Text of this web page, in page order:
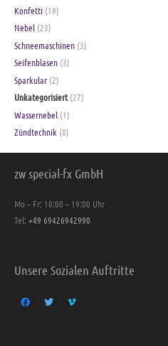
Konfetti (19)
Nebel (23)
Schneemaschinen (3)
Seifenblasen (3)
Sparkular (2)
Unkategorisiert (27)
Wassernebel (1)
Zündtechnik (8)
zw special-fx GmbH
Mo – Fr: 10:00 – 19:00 Uhr
Tel: +49 69426942990
Unsere Sozialen Auftritte